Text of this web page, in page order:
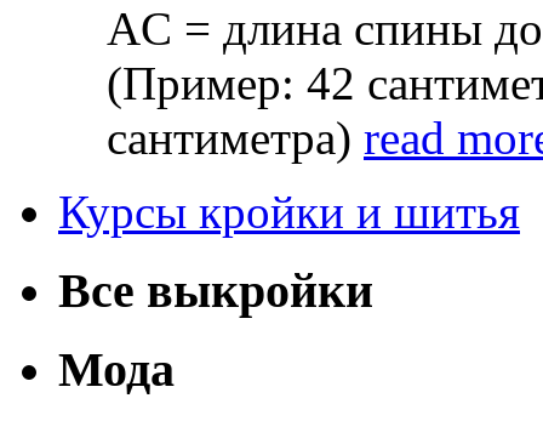
AС = длинa спины
(Примeр: 42
сaнтимeтрa) read
Курсы кройки и шитья
Все выкройки
Мода